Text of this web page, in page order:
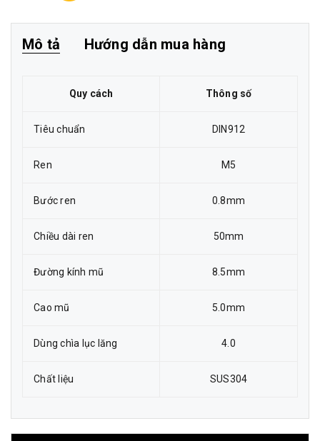
Mô tả Hướng dẫn mua hàng
Quy cách Thông số
Tiêu chuẩn DIN912
Ren M5
Bước ren 0.8mm
Chiều dài ren 50mm
Đường kính mũ 8.5mm
Cao mũ 5.0mm
Dùng chìa lục lăng 4.0
Chất liệu SUS304